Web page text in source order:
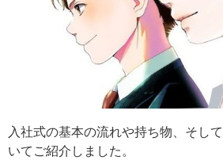
入社式の基本の流れや持ち物、そし
いてご紹介しました。